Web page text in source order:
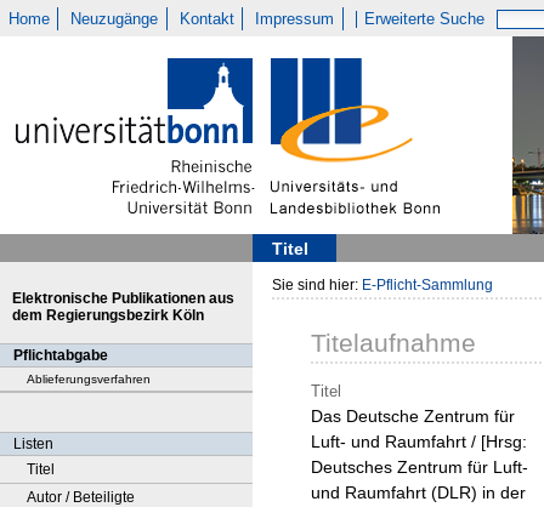
Home Neuzugänge Kontakt Impressum Erweiterte Suche
Titel
Elektronische Publikationen aus
dem Regierungsbezirk Köln
Pflichtabgabe
Ablieferungsverfahren
Listen
Titel
Autor / Beteiligte
Sie sind hier: E-Pflicht-Sammlung
Titelaufnahme
Titel
Das Deutsche Zentrum für
Luft- und Raumfahrt / [Hrsg:
Deutsches Zentrum für Luft-
und Raumfahrt (DLR) in der